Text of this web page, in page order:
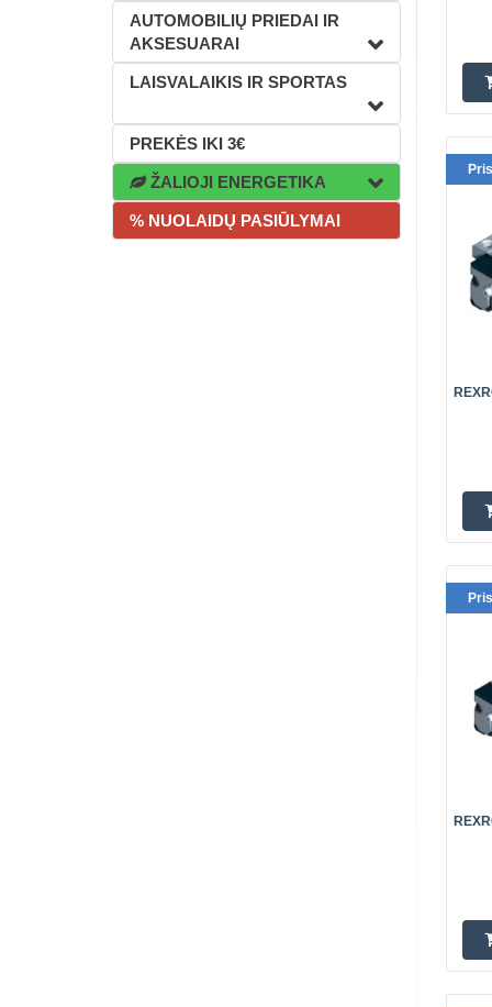
AUTOMOBILIŲ PRIEDAI IR
AKSESUARAI
LAISVALAIKIS IR SPORTAS
PREKĖS IKI 3€
ŽALIOJI ENERGETIKA
% NUOLAIDŲ PASIŪLYMAI